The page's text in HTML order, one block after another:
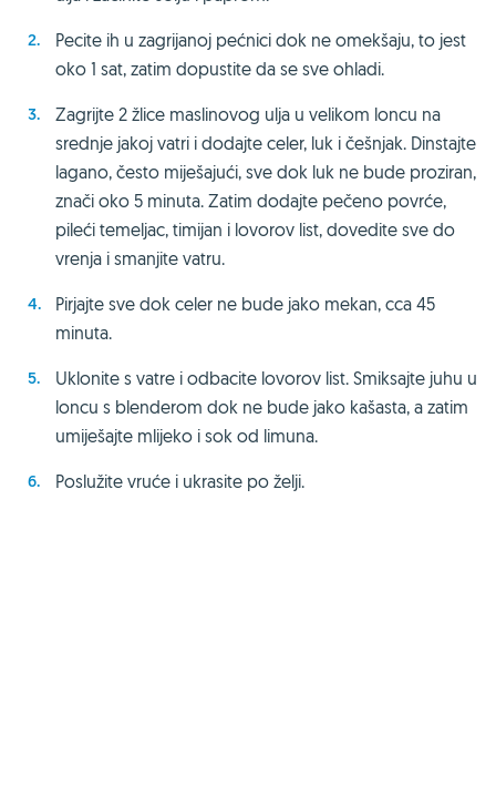
Pecite ih u zagrijanoj pećnici dok ne omekšaju, to jest
oko 1 sat, zatim dopustite da se sve ohladi.
Zagrijte 2 žlice maslinovog ulja u velikom loncu na
srednje jakoj vatri i dodajte celer, luk i češnjak. Dinstajte
lagano, često miješajući, sve dok luk ne bude proziran,
znači oko 5 minuta. Zatim dodajte pečeno povrće,
pileći temeljac, timijan i lovorov list, dovedite sve do
vrenja i smanjite vatru.
Pirjajte sve dok celer ne bude jako mekan, cca 45
minuta.
Uklonite s vatre i odbacite lovorov list. Smiksajte juhu u
loncu s blenderom dok ne bude jako kašasta, a zatim
umiješajte mlijeko i sok od limuna.
Poslužite vruće i ukrasite po želji.